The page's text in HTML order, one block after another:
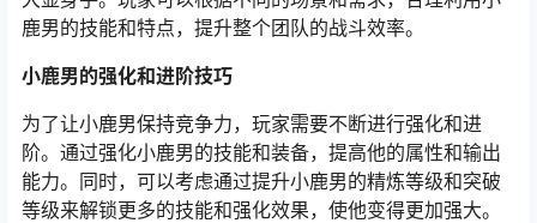
鹿男的技能和特点，提升整个团队的战斗效率。
小鹿男的强化和进阶技巧
为了让小鹿男保持竞争力，玩家需要不断进行强化和进
阶。通过强化小鹿男的技能和装备，提高他的属性和输出
能力。同时，可以考虑通过提升小鹿男的精炼等级和突破
等级来解锁更多的技能和强化效果，使他变得更加强大。